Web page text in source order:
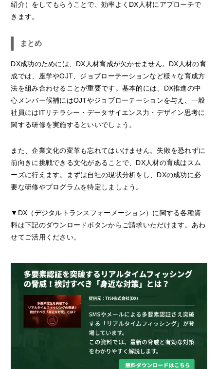
紹介）をしてもらうことで、効率よくDX人材にアプローチで
きます。
まとめ
DX成功のためには、DX人材育成が欠かせません。DX人材の育
成では、座学やOJT、ジョブローテーションなど様々な育成方
法を組み合わせることが重要です。基本的には、DX推進の中
心メンバー候補にはOJTやジョブローテーションを与え、一般
社員にはITリテラシー・データサイエンス力・デザイン思考に
関する研修を実施するといいでしょう。
また、企業文化の変革も忘れてはいけません。失敗を恐れずに
前向きに挑戦できる文化があることで、DX人材の育成はスム
ーズに行えます。まずは自社の現状分析をし、DXの成功に必
要な研修やプログラムを特定しましょう。
▼DX（デジタルトランスフォーメーション）に関する各種資
料は下記のダウンロードボタンからご請求いただけます。あわ
せてご活用ください。